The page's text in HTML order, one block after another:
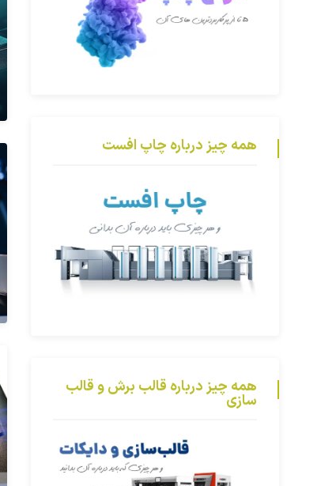
همه چیز درباره چاپ افست
همه چیز درباره قالب برش و قالب
سازی